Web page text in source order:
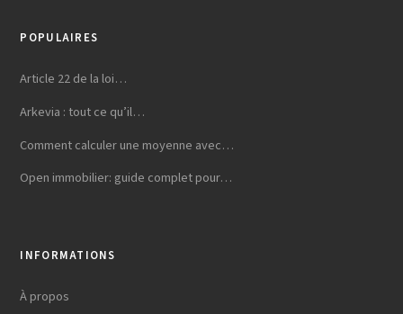
POPULAIRES
Article 22 de la loi…
Arkevia : tout ce qu’il…
Comment calculer une moyenne avec…
Open immobilier: guide complet pour…
INFORMATIONS
À propos